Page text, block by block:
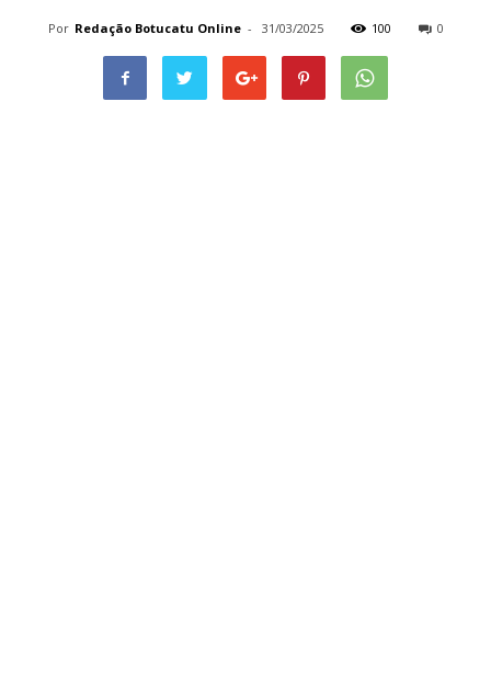
Por Redação Botucatu Online - 31/03/2025 100 0